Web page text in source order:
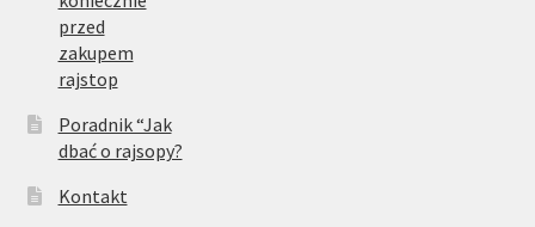
przed
zakupem
rajstop
Poradnik “Jak
dbać o rajsopy?
Kontakt